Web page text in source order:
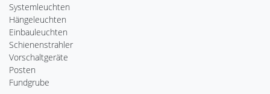
Systemleuchten
Hängeleuchten
Einbauleuchten
Schienenstrahler
Vorschaltgeräte
Posten
Fundgrube